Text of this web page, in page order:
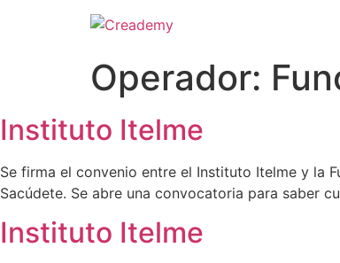
Operador:
Instituto Itelme
Se firma el convenio entre el Instituto Itelme y la
Sacúdete. Se abre una convocatoria para saber
Instituto Itelme